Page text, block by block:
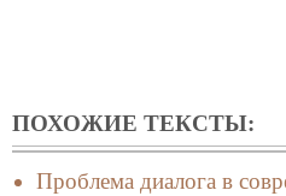
ПОХОЖИЕ ТЕКСТЫ:
Проблема диалога в